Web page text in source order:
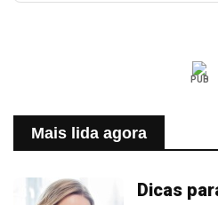
PUB
Mais lida agora
Dicas